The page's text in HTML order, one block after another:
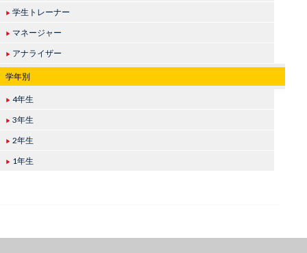
▶ 学生トレーナー
▶ マネージャー
▶ アナライザー
学年別
▶ 4年生
▶ 3年生
▶ 2年生
▶ 1年生